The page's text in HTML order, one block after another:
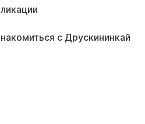
с Друскининкaй